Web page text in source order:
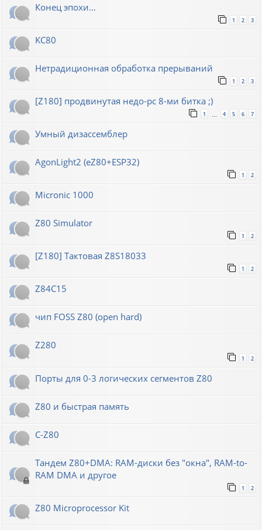
Конец эпохи…
1 2 3
KC80
Нетрадиционная обработка прерываний
1 2 3
[Z180] продвинутая недо-pc 8-ми битка ;)
1 … 4 5 6 7
Умный дизассемблер
AgonLight2 (eZ80+ESP32)
1 2
Micronic 1000
Z80 Simulator
1 2
[Z180] Тактовая Z8S18033
1 2
Z84C15
чип FOSS Z80 (open hard)
Z280
1 2
Порты для 0-3 логических сегментов Z80
Z80 и быстрая память
C-Z80
Тандем Z80+DMA: RAM-диски без "окна", RAM-to-
RAM DMA и другое
1 2
Z80 Microprocessor Kit